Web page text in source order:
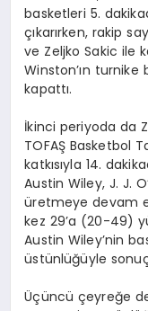
basketleri 5.
çıkarırken, rakip
ve Zeljko Sakic ile
Winston’ın
kapattı.
İkinci periyoda da
TOFAŞ Basketbol
katkısıyla 14.
Austin Wiley, J. J.
üretmeye devam
kez 29’a (20-49)
Austin Wiley’nin
üstünlüğüyle
Üçüncü çeyreğe